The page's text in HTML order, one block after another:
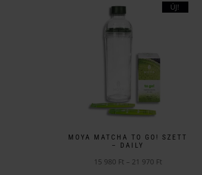
ÚJ!
MOYA MATCHA TO GO! SZETT
– DAILY
15 980 Ft – 21 970 FtÁrtartomány: